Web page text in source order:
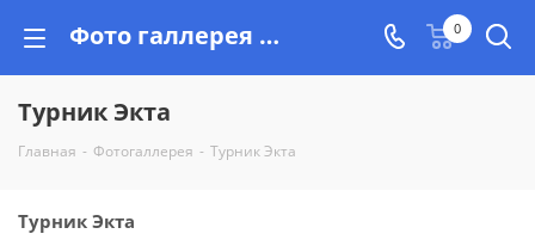
Фото галлерея от Vishop.by, реальные фотоочеты 0
Турник Экта
Главная - Фотогаллерея - Турник Экта
Турник Экта